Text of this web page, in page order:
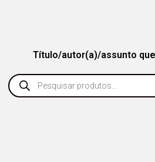
Título/autor(a)/assunto